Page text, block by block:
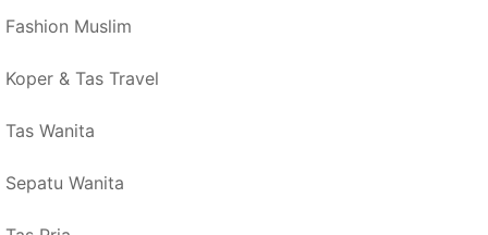
Fashion Muslim
Koper & Tas Travel
Tas Wanita
Sepatu Wanita